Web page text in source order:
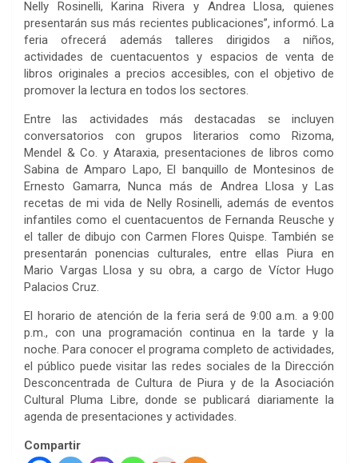
Nelly Rosinelli, Karina Rivera y Andrea Llosa, quienes
presentarán sus más recientes publicaciones”, informó. La
feria ofrecerá además talleres dirigidos a niños,
actividades de cuentacuentos y espacios de venta de
libros originales a precios accesibles, con el objetivo de
promover la lectura en todos los sectores.
Entre las actividades más destacadas se incluyen
conversatorios con grupos literarios como Rizoma,
Mendel & Co. y Ataraxia, presentaciones de libros como
Sabina de Amparo Lapo, El banquillo de Montesinos de
Ernesto Gamarra, Nunca más de Andrea Llosa y Las
recetas de mi vida de Nelly Rosinelli, además de eventos
infantiles como el cuentacuentos de Fernanda Reusche y
el taller de dibujo con Carmen Flores Quispe. También se
presentarán ponencias culturales, entre ellas Piura en
Mario Vargas Llosa y su obra, a cargo de Víctor Hugo
Palacios Cruz.
El horario de atención de la feria será de 9:00 a.m. a 9:00
p.m., con una programación continua en la tarde y la
noche. Para conocer el programa completo de actividades,
el público puede visitar las redes sociales de la Dirección
Desconcentrada de Cultura de Piura y de la Asociación
Cultural Pluma Libre, donde se publicará diariamente la
agenda de presentaciones y actividades.
Compartir